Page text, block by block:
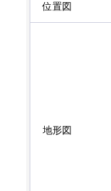
位置図
地形図